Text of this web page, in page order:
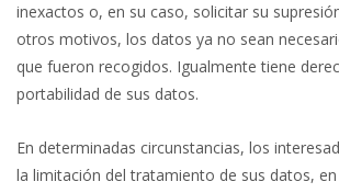
inexactos o, en su caso, solicitar su
otros motivos, los datos ya no sean
que fueron recogidos. Igualmente tiene
portabilidad de sus datos.
En determinadas circunstancias, los
la limitación del tratamiento de sus datos,